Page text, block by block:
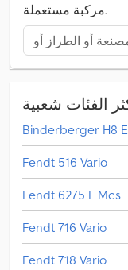
مركبة مستعملة.
Binderberger H8 E
Fendt 516 Vario
Fendt 6275 L Mcs
Fendt 716 Vario
Fendt 718 Vario